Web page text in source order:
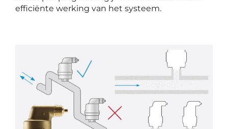
efficiënte werking van het systeem.